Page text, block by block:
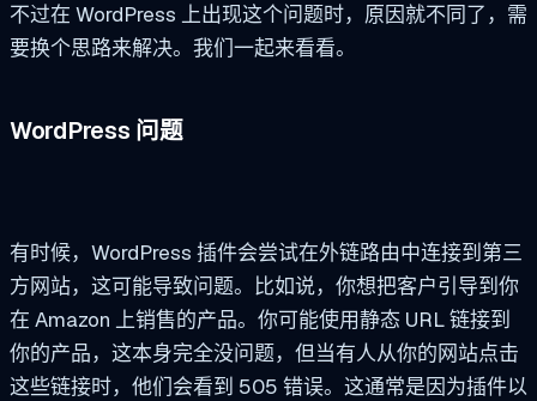
不过在 WordPress 上出现这个问题时，原因就不同了，需
要换个思路来解决。我们一起来看看。
WordPress 问题
有时候，WordPress 插件会尝试在外链路由中连接到第三
方网站，这可能导致问题。比如说，你想把客户引导到你
在 Amazon 上销售的产品。你可能使用静态 URL 链接到
你的产品，这本身完全没问题，但当有人从你的网站点击
这些链接时，他们会看到 505 错误。这通常是因为插件以